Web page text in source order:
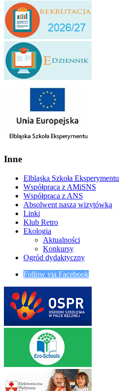
Inne
Elbląska Szkoła Eksperymentu
Współpraca z AMiSNS
Współpraca z ANS
Absolwent naszą wizytówką
Linki
Klub Retro
Ekologia
Aktualności
Konkursy
Ogród dydaktyczny
Follow via Facebook